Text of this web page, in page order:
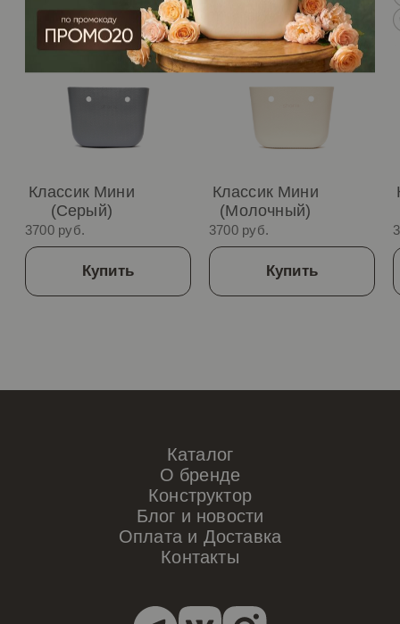
Классик Мини
(Серый)
3700 руб.
Купить
Классик Мини
(Молочный)
3700 руб.
Купить
Каталог
О бренде
Конструктор
Блог и новости
Оплата и Доставка
Контакты